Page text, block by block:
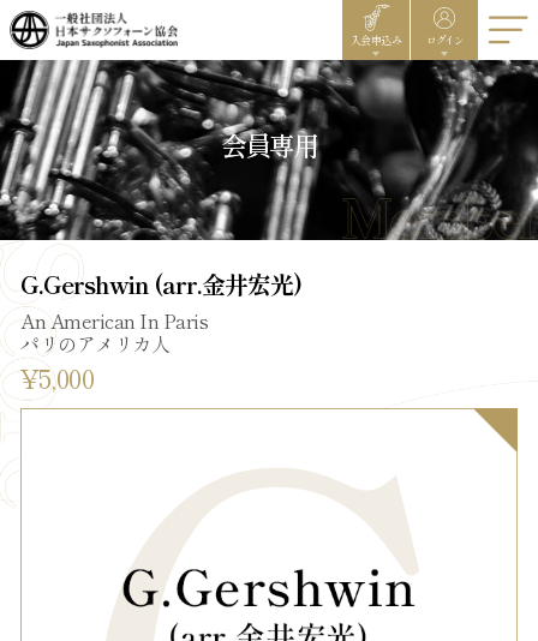
入会申込み ログイン
会員専用
G.Gershwin (arr.金井宏光)
An American In Paris
パリのアメリカ人
¥5,000